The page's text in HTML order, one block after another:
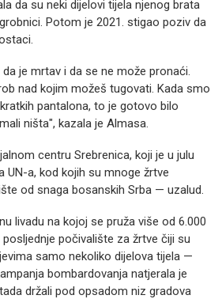
da su neki dijelovi tijela njenog brata
Potom je 2021. stigao poziv da
je mrtav i da se ne može pronaći.
nad kojim možeš tugovati. Kada smo
pantalona, to je gotovo bilo
ništa", kazala je Almasa.
centru Srebrenica, koji je u julu
UN-a, kod kojih su mnoge žrtve
od snaga bosanskih Srba — uzalud.
livadu na kojoj se pruža više od 6.000
počivalište za žrtve čiji su
samo nekoliko dijelova tijela —
bombardovanja natjerala je
držali pod opsadom niz gradova